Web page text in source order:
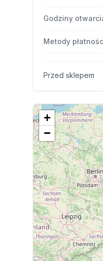
Godziny
Metody
Przed sklepem
+
−